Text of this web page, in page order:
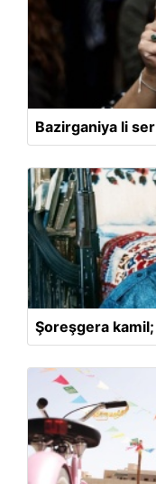
Bazirganiya li
Şoreşgera